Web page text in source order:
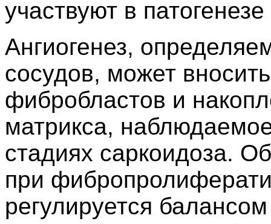
участвуют в
Ангиогенез,
сосудов, может
фибробластов и
матрикса,
стадиях саркоидоза.
при
регулируется